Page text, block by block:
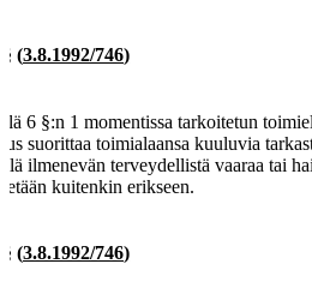
(3.8.1992/746)
6 §:n 1 momentissa tarkoitetun
suorittaa toimialaansa kuuluvia
ilmenevän terveydellistä vaaraa tai
kuitenkin erikseen.
(3.8.1992/746)